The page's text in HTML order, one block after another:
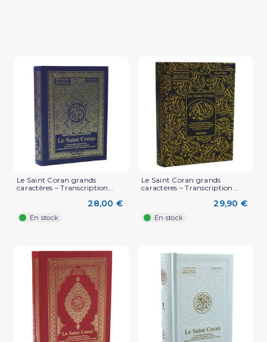
Le Saint Coran grands
caractères – Transcription...
28,00 €
En stock
Le Saint Coran grands
caractères – Transcription...
29,90 €
En stock